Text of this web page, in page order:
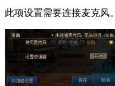
此项设置需要连接麦克风。